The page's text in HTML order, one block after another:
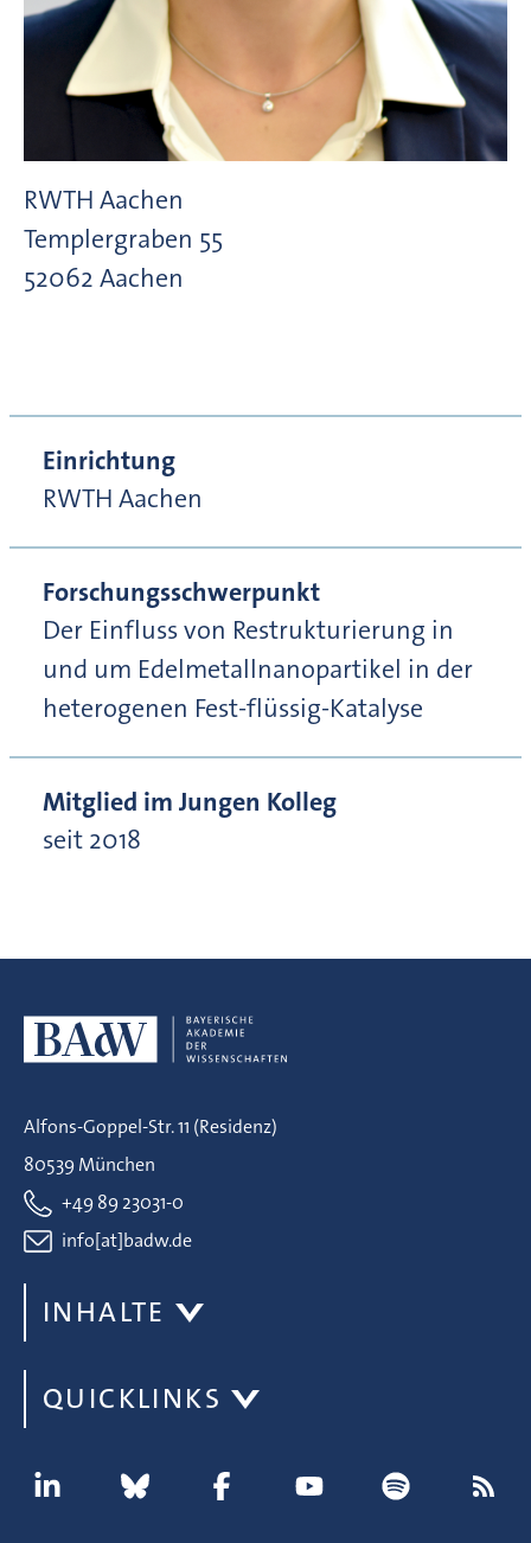
RWTH Aachen
Templergraben 55
52062 Aachen
Einrichtung
RWTH Aachen
Forschungsschwerpunkt
Der Einfluss von Restrukturierung in
und um Edelmetallnanopartikel in der
heterogenen Fest-flüssig-Katalyse
Mitglied im Jungen Kolleg
seit 2018
Alfons-Goppel-Str. 11 (Residenz)
80539 München
+49 89 23031-0
info[at]badw.de
INHALTE
QUICKLINKS